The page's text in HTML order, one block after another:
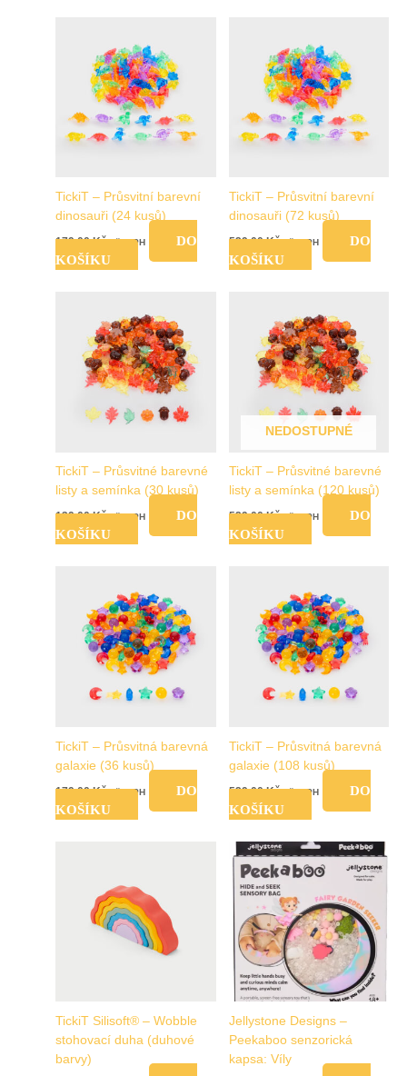
TickiT – Průsvitní barevní
dinosauři (24 kusů)
179,00Kč vč. DPH
DO
KOŠÍKU
TickiT – Průsvitní barevní
dinosauři (72 kusů)
529,00Kč vč. DPH
DO
KOŠÍKU
TickiT – Průsvitné barevné
listy a semínka (30 kusů)
139,00Kč vč. DPH
DO
KOŠÍKU
NEDOSTUPNÉ
TickiT – Průsvitné barevné
listy a semínka (120 kusů)
529,00Kč vč. DPH
DO
KOŠÍKU
TickiT – Průsvitná barevná
galaxie (36 kusů)
179,00Kč vč. DPH
DO
KOŠÍKU
TickiT – Průsvitná barevná
galaxie (108 kusů)
529,00Kč vč. DPH
DO
KOŠÍKU
TickiT Silisoft® – Wobble
stohovací duha (duhové
barvy)
Jellystone Designs –
Peekaboo senzorická
kapsa: Víly